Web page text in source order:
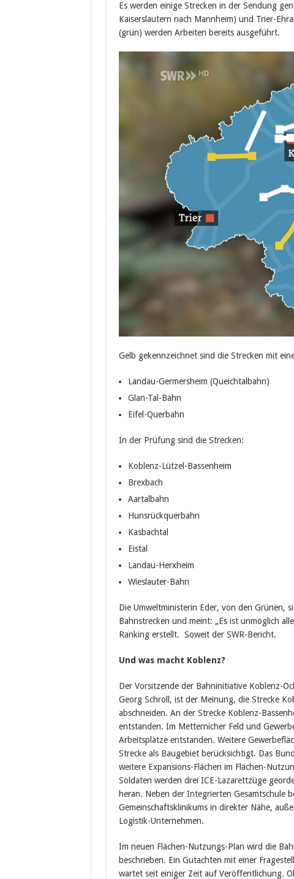
Es werden einige Strecken in der Sendung
Kaiserslautern nach Mannheim) und Trier-
(grün) werden Arbeiten bereits ausgeführt.
Gelb gekennzeichnet sind die Strecken mit
Landau-Germersheim (Queichtalbahn)
Glan-Tal-Bahn
Eifel-Querbahn
In der Prüfung sind die Strecken:
Koblenz-Lützel-Bassenheim
Brexbach
Aartalbahn
Hunsrückquerbahn
Kasbachtal
Eistal
Landau-Herxheim
Wieslauter-Bahn
Die Umweltministerin Eder, von den Grünen,
Bahnstrecken und meint: „Es ist unmöglich
Ranking erstellt. Soweit der SWR-Bericht.
Und was macht Koblenz?
Der Vorsitzende der Bahninitiative Koblenz-
Georg Schroll, ist der Meinung, die Strecke
abschneiden. An der Strecke Koblenz-
entstanden. Im Metternicher Feld und
Arbeitsplätze entstanden. Weitere
Strecke als Baugebiet berücksichtigt. Das
weitere Expansions-Flächen im Flächen-
Soldaten werden drei ICE-Lazarettzüge
heran. Neben der Integrierten Gesamtschule
Gemeinschaftsklinikums in direkter Nähe,
Logistik-Unternehmen.
Im neuen Flächen-Nutzungs-Plan wird die
beschrieben. Ein Gutachten mit einer
wartet seit einiger Zeit auf Veröffentlichung.